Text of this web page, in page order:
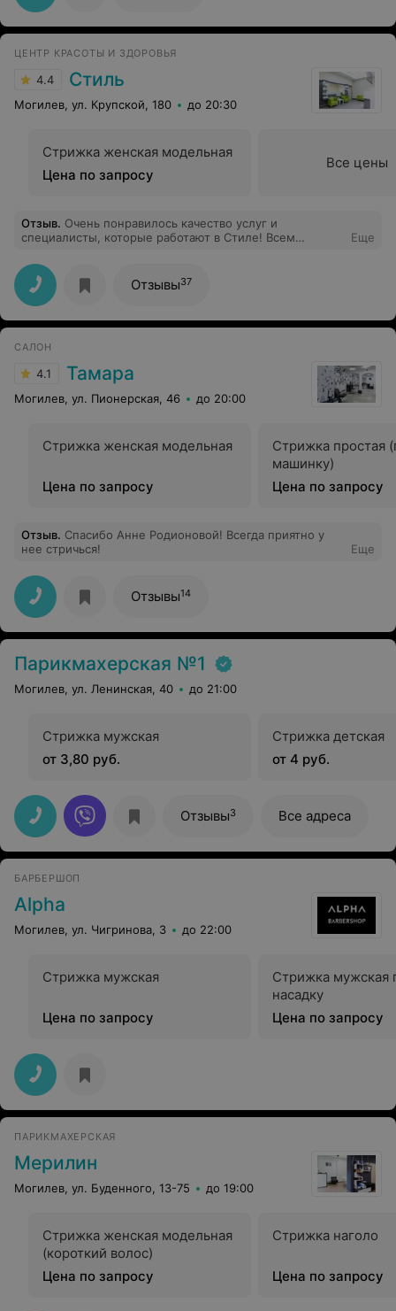
ЦЕНТР КРАСОТЫ И ЗДОРОВЬЯ
4.4 Стиль
Могилев, ул. Крупской, 180 до 20:30
Стрижка женская модельная
Цена по запросу
Все цены
Отзыв. Очень понравилось качество услуг и
специалисты, которые работают в Стиле! Всем
Еще
Отзывы37
САЛОН
4.1 Тамара
Могилев, ул. Пионерская, 46 до 20:00
Стрижка женская модельная
Цена по запросу
Стрижка простая
машинку)
Цена по запросу
Отзыв. Спасибо Анне Родионовой! Всегда приятно у
нее стричься!
Еще
Отзывы14
Парикмахерская №1
Могилев, ул. Ленинская, 40 до 21:00
Стрижка мужская
от 3,80 руб.
Стрижка детская
от 4 руб.
Отзывы3 Все адреса
БАРБЕРШОП
Alpha
Могилев, ул. Чигринова, 3 до 22:00
Стрижка мужская
Цена по запросу
Стрижка мужская
насадку
Цена по запросу
ПАРИКМАХЕРСКАЯ
Мерилин
Могилев, ул. Буденного, 13-75 до 19:00
Стрижка женская модельная
(короткий волос)
Цена по запросу
Стрижка наголо
Цена по запросу